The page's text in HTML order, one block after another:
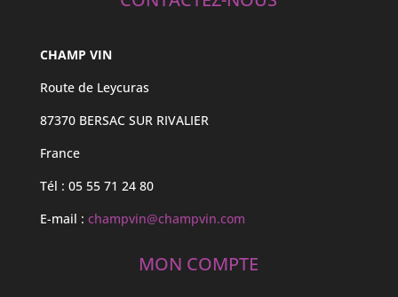
CHAMP VIN
Route de Leycuras
87370 BERSAC SUR RIVALIER
France
Tél : 05 55 71 24 80
E-mail : champvin@champvin.com
MON COMPTE